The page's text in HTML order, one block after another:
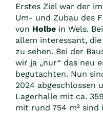
Erstes Ziel war der
Um- und Zubau des
von Holbe in Wels.
allem interessant,
zu sehen. Bei der
wir ja „nur“ das neu
begutachten. Nun
2024 abgeschlossen
Lagerhalle mit ca.
mit rund 754 m² sind